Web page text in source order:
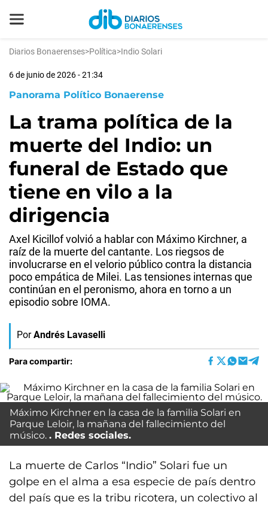
Diarios Bonaerenses>Política>Indio Solari
6 de junio de 2026 - 21:34
Panorama Político Bonaerense
La trama política de la
muerte del Indio: un
funeral de Estado que
tiene en vilo a la
dirigencia
Axel Kicillof volvió a hablar con Máximo Kirchner, a
raíz de la muerte del cantante. Los riegsos de
involucrarse en el velorio público contra la distancia
poco empática de Milei. Las tensiones internas que
continúan en el peronismo, ahora en torno a un
episodio sobre IOMA.
Por Andrés Lavaselli
Para compartir:
Máximo Kirchner en la casa de la familia Solari en
Parque Leloir, la mañana del fallecimiento del
músico.
Redes sociales.
La muerte de Carlos “Indio” Solari fue un
golpe en el alma a esa especie de país dentro
del país que es la tribu ricotera, un colectivo al